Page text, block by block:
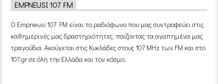
EMPNEUSI 107 FM
Ο Empneusi 107 FM είναι το ραδιόφωνο που μας συντροφεύει στις
καθημερινές μας δραστηριότητες, παίζοντας τα αγαπημένα μας
τραγούδια. Ακούγεται στις Κυκλάδες στους 107 MHz των FM και στο
107.gr σε όλη την Ελλάδα και τον κόσμο.